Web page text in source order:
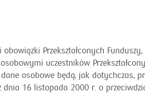
Przekształconych
uczestników
osobowe będą, jak dotychczas,
16 listopada 2000 r. o